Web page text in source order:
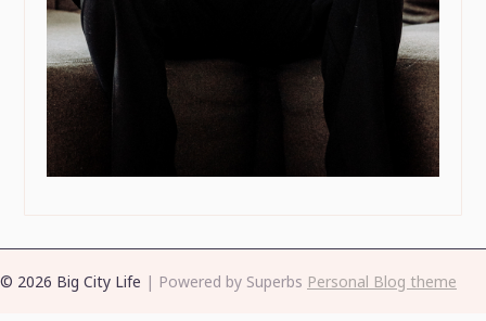
© 2026 Big City Life | Powered by Superbs Personal Blog theme